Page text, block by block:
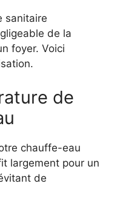
sanitaire
de la
foyer. Voici
de
chauffe-eau
largement pour un
de